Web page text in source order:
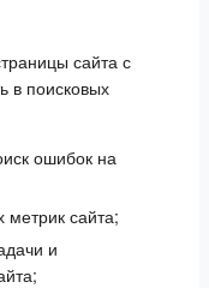
сайта с
в поисковых
ошибок на
сайта;
и